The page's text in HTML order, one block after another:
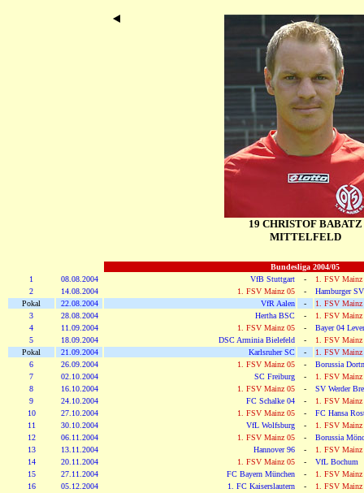
19 CHRISTOF BABATZ
MITTELFELD
Bundesliga 2004/05
1
08.08.2004 VfB Stuttgart -
1. FSV Mainz
2
14.08.2004 1. FSV Mainz 05 -
Hamburger SV
Pokal
22.08.2004 VfR Aalen -
1. FSV Mainz
3
28.08.2004 Hertha BSC -
1. FSV Mainz
4
11.09.2004 1. FSV Mainz 05 -
Bayer 04
5
18.09.2004 DSC Arminia Bielefeld -
1. FSV Mainz
Pokal
21.09.2004 Karlsruher SC -
1. FSV Mainz
6
26.09.2004 1. FSV Mainz 05 -
Borussia
7
02.10.2004 SC Freiburg -
1. FSV Mainz
8
16.10.2004 1. FSV Mainz 05 -
SV Werder
9
24.10.2004 FC Schalke 04 -
1. FSV Mainz
10
27.10.2004 1. FSV Mainz 05 -
FC Hansa
11
30.10.2004 VfL Wolfsburg -
1. FSV Mainz
12
06.11.2004 1. FSV Mainz 05 -
Borussia
13
13.11.2004 Hannover 96 -
1. FSV Mainz
14
20.11.2004 1. FSV Mainz 05 -
VfL Bochum
15
27.11.2004 FC Bayern München -
1. FSV Mainz
16
05.12.2004 1. FC Kaiserslautern -
1. FSV Mainz